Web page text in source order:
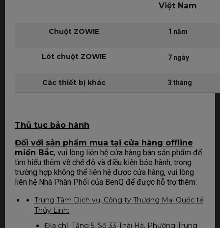
Việt Nam
Chuột ZOWIE 1 năm
Lót chuột ZOWIE 7 ngày
Các thiết bị khác 3 tháng
Thủ tục bảo hành
Đối với sản phẩm mua tại cửa hàng offline
miền Bắc, vui lòng liên hệ cửa hàng bán sản phẩm để
tìm hiểu thêm về chế độ và điều kiện bảo hành, trong
trường hợp không thể liên hệ được cửa hàng, vui lòng
liên hệ Nhà Phân Phối của BenQ để được hỗ trợ thêm:
Trung Tâm Dịch vụ, Công ty Thương Mại Quốc tế
Thủy Linh:
Địa chỉ: Tầng 5, Số 33 Thái Hà, Phường Trung